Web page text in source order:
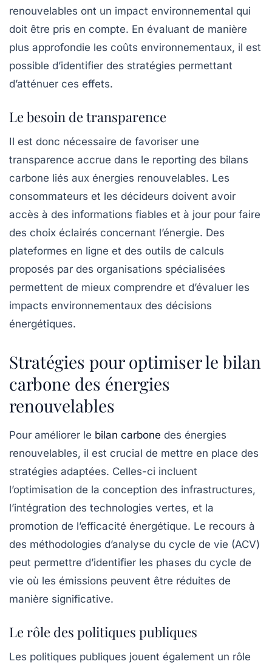
renouvelables ont un impact environnemental qui
doit être pris en compte. En évaluant de manière
plus approfondie les coûts environnementaux, il est
possible d’identifier des stratégies permettant
d’atténuer ces effets.
Le besoin de transparence
Il est donc nécessaire de favoriser une
transparence accrue dans le reporting des bilans
carbone liés aux énergies renouvelables. Les
consommateurs et les décideurs doivent avoir
accès à des informations fiables et à jour pour faire
des choix éclairés concernant l’énergie. Des
plateformes en ligne et des outils de calculs
proposés par des organisations spécialisées
permettent de mieux comprendre et d’évaluer les
impacts environnementaux des décisions
énergétiques.
Stratégies pour optimiser le bilan
carbone des énergies
renouvelables
Pour améliorer le bilan carbone des énergies
renouvelables, il est crucial de mettre en place des
stratégies adaptées. Celles-ci incluent
l’optimisation de la conception des infrastructures,
l’intégration des technologies vertes, et la
promotion de l’efficacité énergétique. Le recours à
des méthodologies d’analyse du cycle de vie (ACV)
peut permettre d’identifier les phases du cycle de
vie où les émissions peuvent être réduites de
manière significative.
Le rôle des politiques publiques
Les politiques publiques jouent également un rôle